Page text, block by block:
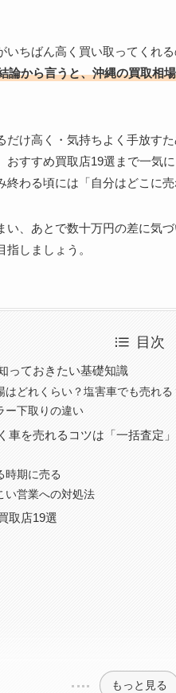
いちばん高く買い取ってくれ
論から言うと、沖縄の買取相
だけ高く・気持ちよく手放す
おすすめ買取店19選まで一気
わる頃には「自分はどこに
い、あとで数十万円の差に
しましょう。
目次
っておきたい基礎知識
はどれくらい？塩害車でも売れる
ー下取りの違い
車を売れるコツは「一括査定」
時期に売る
い営業への対処法
取店19選
もっと見る